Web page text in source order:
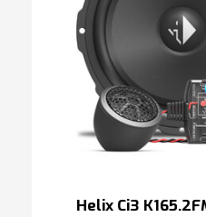
Helix Ci3